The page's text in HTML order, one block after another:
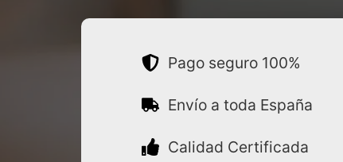
Pago seguro 100%
Envío a toda España
Calidad Certificada